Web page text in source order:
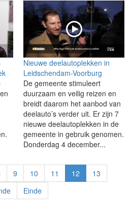
Nieuwe deelautoplekken in
Leidschendam-Voorburg
De gemeente stimuleert
duurzaam en veilig reizen en
breidt daarom het aanbod van
deelauto’s verder uit. Er zijn 7
nieuwe deelautoplekken in de
gemeente in gebruik genomen.
Donderdag 4 december...
9 10 11 12
13
Einde